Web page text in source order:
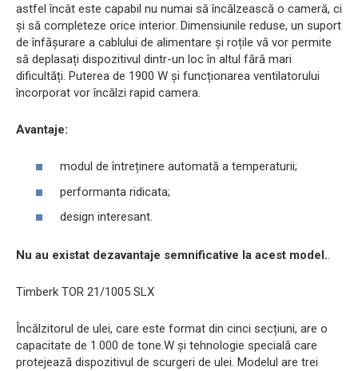
astfel încât este capabil nu numai să încălzească o cameră, ci
și să completeze orice interior. Dimensiunile reduse, un suport
de înfășurare a cablului de alimentare și roțile vă vor permite
să deplasați dispozitivul dintr-un loc în altul fără mari
dificultăți. Puterea de 1900 W și funcționarea ventilatorului
încorporat vor încălzi rapid camera.
Avantaje:
modul de întreținere automată a temperaturii;
performanta ridicata;
design interesant.
Nu au existat dezavantaje semnificative la acest model..
Timberk TOR 21/1005 SLX
Încălzitorul de ulei, care este format din cinci secțiuni, are o
capacitate de 1.000 de tone.W și tehnologie specială care
protejează dispozitivul de scurgeri de ulei. Modelul are trei